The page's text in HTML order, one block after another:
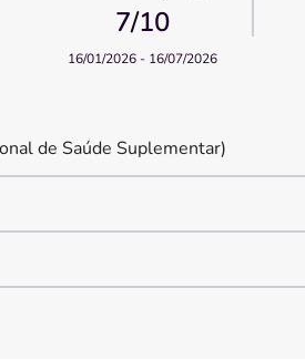
7/10
16/01/2026 - 16/07/2026
de Saúde Suplementar)